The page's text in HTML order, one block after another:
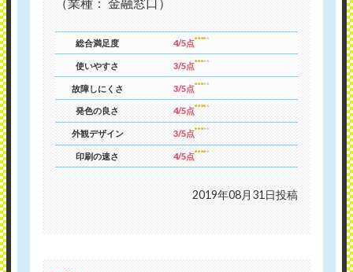
総合満足度 4/5点
使いやすさ 3/5点
故障しにくさ 3/5点
発色の良さ 4/5点
外観デザイン 3/5点
印刷の速さ 4/5点
2019年08月31日投稿